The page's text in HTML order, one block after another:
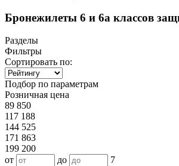
Бронежилеты 6 и 6а классов
Разделы
Фильтры
Сортировать по:
Подбор по параметрам
Розничная цена
89 850
117 188
144 525
171 863
199 200
от
до
7